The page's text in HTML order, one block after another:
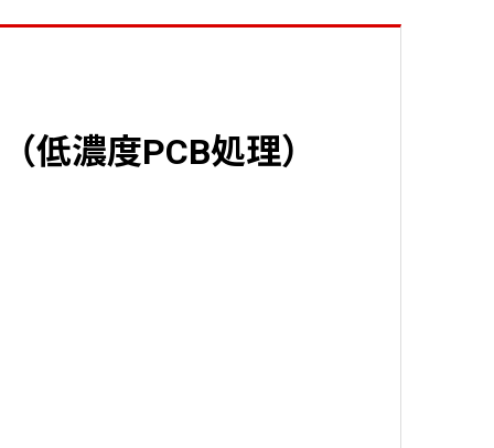
低濃度PCB処理）